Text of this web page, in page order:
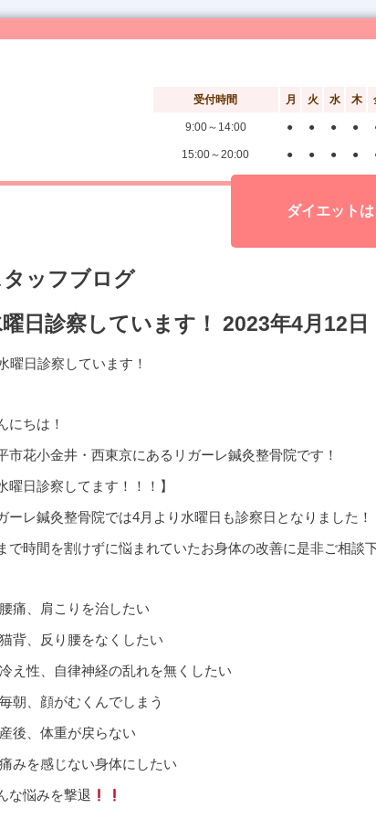
受付時間 月 火 水 木
9:00～14:00 ● ● ● ●
15:00～20:00 ● ● ● ●
ダイエット
タッフブログ
日診察しています！
2023年4月12日
にちは！
市花小金井・西東京にあるリガーレ鍼灸整骨院です！
曜日診察してます！！！】
ーレ鍼灸整骨院では4月より水曜日も診察日となりました！
で時間を割けずに悩まれていたお身体の改善に是非ご相談
腰痛、肩こりを治したい
猫背、反り腰をなくしたい
冷え性、自律神経の乱れを無くしたい
毎朝、顔がむくんでしまう
産後、体重が戻らない
痛みを感じない身体にしたい
な悩みを撃退